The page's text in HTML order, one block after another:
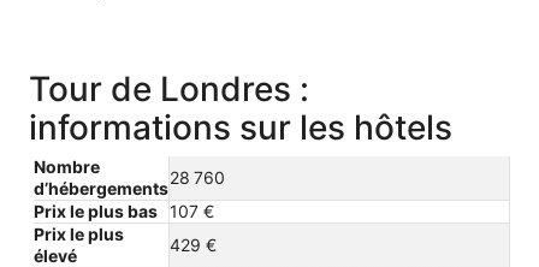
Tour de Londres :
informations sur les hôtels
Nombre
d’hébergements
28 760
Prix le plus bas 107 €
Prix le plus
élevé
429 €